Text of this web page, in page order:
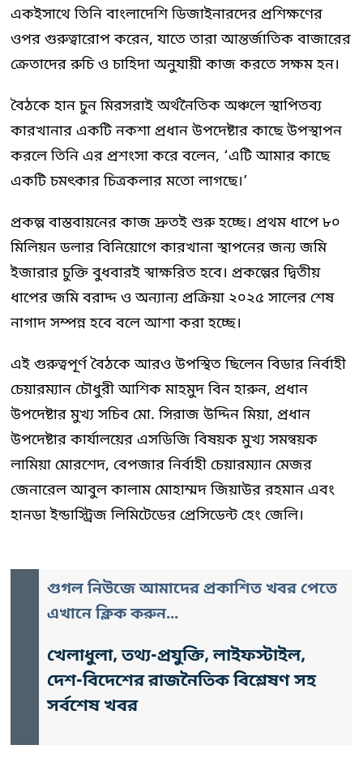
একইসাথে তিনি বাংলাদেশি ডিজাইনারদের প্রশিক্ষণের
ওপর গুরুত্বারোপ করেন, যাতে তারা আন্তর্জাতিক বাজারের
ক্রেতাদের রুচি ও চাহিদা অনুযায়ী কাজ করতে সক্ষম হন।
বৈঠকে হান চুন মিরসরাই অর্থনৈতিক অঞ্চলে স্থাপিতব্য
কারখানার একটি নকশা প্রধান উপদেষ্টার কাছে উপস্থাপন
করলে তিনি এর প্রশংসা করে বলেন, ‘এটি আমার কাছে
একটি চমৎকার চিত্রকলার মতো লাগছে।’
প্রকল্প বাস্তবায়নের কাজ দ্রুতই শুরু হচ্ছে। প্রথম ধাপে ৮০
মিলিয়ন ডলার বিনিয়োগে কারখানা স্থাপনের জন্য জমি
ইজারার চুক্তি বুধবারই স্বাক্ষরিত হবে। প্রকল্পের দ্বিতীয়
ধাপের জমি বরাদ্দ ও অন্যান্য প্রক্রিয়া ২০২৫ সালের শেষ
নাগাদ সম্পন্ন হবে বলে আশা করা হচ্ছে।
এই গুরুত্বপূর্ণ বৈঠকে আরও উপস্থিত ছিলেন বিডার নির্বাহী
চেয়ারম্যান চৌধুরী আশিক মাহমুদ বিন হারুন, প্রধান
উপদেষ্টার মুখ্য সচিব মো. সিরাজ উদ্দিন মিয়া, প্রধান
উপদেষ্টার কার্যালয়ের এসডিজি বিষয়ক মুখ্য সমন্বয়ক
লামিয়া মোরশেদ, বেপজার নির্বাহী চেয়ারম্যান মেজর
জেনারেল আবুল কালাম মোহাম্মদ জিয়াউর রহমান এবং
হানডা ইন্ডাস্ট্রিজ লিমিটেডের প্রেসিডেন্ট হেং জেলি।
গুগল নিউজে আমাদের প্রকাশিত খবর পেতে
এখানে ক্লিক করুন...
খেলাধুলা, তথ্য-প্রযুক্তি, লাইফস্টাইল,
দেশ-বিদেশের রাজনৈতিক বিশ্লেষণ সহ
সর্বশেষ খবর